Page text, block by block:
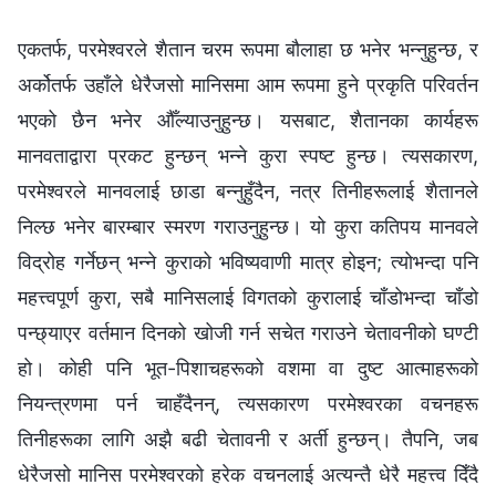
एकतर्फ, परमेश्‍वरले शैतान चरम रूपमा बौलाहा छ भनेर भन्‍नुहुन्छ, र
अर्कोतर्फ उहाँले धेरैजसो मानिसमा आम रूपमा हुने प्रकृति परिवर्तन
भएको छैन भनेर औँल्याउनुहुन्छ। यसबाट, शैतानका कार्यहरू
मानवताद्वारा प्रकट हुन्छन् भन्‍ने कुरा स्पष्ट हुन्छ। त्यसकारण,
परमेश्‍वरले मानवलाई छाडा बन्‍नुहुँदैन, नत्र तिनीहरूलाई शैतानले
निल्छ भनेर बारम्‍बार स्मरण गराउनुहुन्छ। यो कुरा कतिपय मानवले
विद्रोह गर्नेछन् भन्‍ने कुराको भविष्यवाणी मात्र होइन; त्योभन्दा पनि
महत्त्वपूर्ण कुरा, सबै मानिसलाई विगतको कुरालाई चाँडोभन्दा चाँडो
पन्छ्याएर वर्तमान दिनको खोजी गर्न सचेत गराउने चेतावनीको घण्टी
हो। कोही पनि भूत-पिशाचहरूको वशमा वा दुष्ट आत्‍माहरूको
नियन्त्रणमा पर्न चाहँदैनन्, त्यसकारण परमेश्‍वरका वचनहरू
तिनीहरूका लागि अझै बढी चेतावनी र अर्ती हुन्छन्। तैपनि, जब
धेरैजसो मानिस परमेश्‍वरको हरेक वचनलाई अत्यन्तै धेरै महत्त्व दिँदै